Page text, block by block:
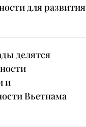
для развития
делятся
и
Вьетнама